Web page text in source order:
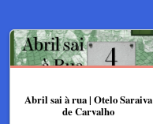
Abril sai à rua | Otelo Saraiva
de Carvalho